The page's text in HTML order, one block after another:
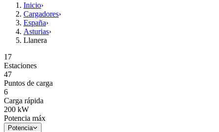
Inicio›
Cargadores›
España›
Asturias›
Llanera
17
Estaciones
47
Puntos de carga
6
Carga rápida
200 kW
Potencia máx
Potencia